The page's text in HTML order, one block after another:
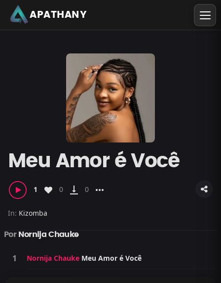
APATHANY
Meu Amor é Você
1 0 vertical_align_bottom 0 more_horiz
In: Kizomba
Por Nornija Chauke
Nornija Chauke Meu Amor é Você